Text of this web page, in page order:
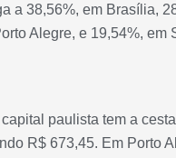
a 38,56%, em Brasília,
Alegre, e 19,54%, em
capital paulista tem a
R$ 673,45. Em Porto